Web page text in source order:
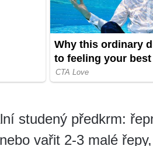
studený předkrm:
vařit 2-3 malé